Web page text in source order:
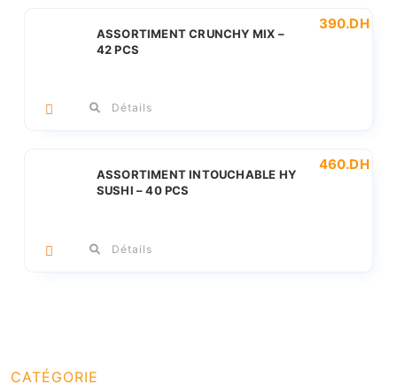
ASSORTIMENT CRUNCHY MIX –
42 PCS
390.DH
Détails
ASSORTIMENT INTOUCHABLE HY
SUSHI – 40 PCS
460.DH
Détails
CATÉGORIE